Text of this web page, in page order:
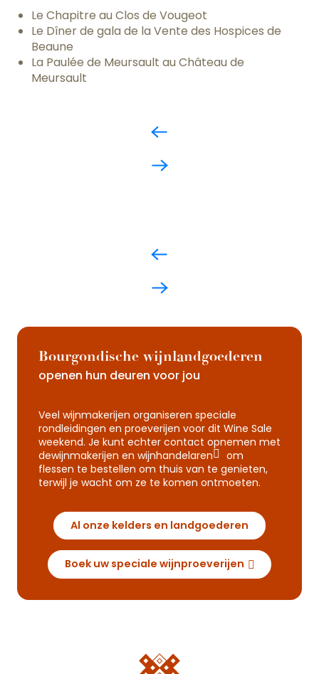
Le Chapitre au Clos de Vougeot
Le Dîner de gala de la Vente des Hospices de
Beaune
La Paulée de Meursault au Château de
Meursault
Bourgondische wijnlandgoederen
openen hun deuren voor jou
Veel wijnmakerijen organiseren speciale
rondleidingen en proeverijen voor dit Wine Sale
weekend. Je kunt echter contact opnemen met
dewijnmakerijen en wijnhandelaren
om
flessen te bestellen om thuis van te genieten,
terwijl je wacht om ze te komen ontmoeten.
Al onze kelders en landgoederen
Boek uw speciale wijnproeverijen